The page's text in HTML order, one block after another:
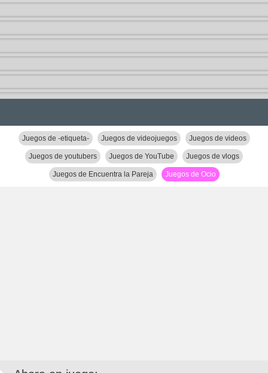
Juegos de -etiqueta- Juegos de videojuegos Juegos de videos
Juegos de youtubers Juegos de YouTube Juegos de vlogs
Juegos de Encuentra la Pareja Juegos de Ocio